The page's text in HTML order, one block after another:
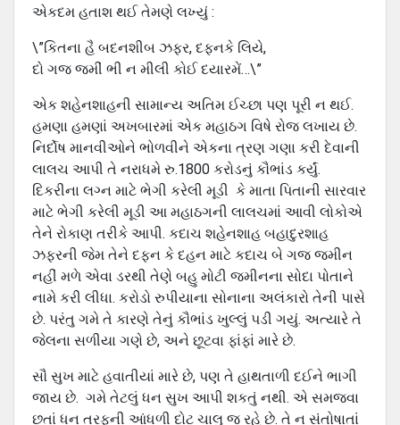
એકદમ હતાશ થઈ તેમણે લખ્યું :
\”કિતના હૈ બદનશીબ ઝફર, દફનકે લિયે,
દો ગજ જમીં ભી ન મીલી કોઈ દયારમેં…\”
એક શહેનશાહની સામાન્ય અતિમ ઈચ્છા પણ પૂરી ન થઈ.
હમણા હમણાં અખબારમાં એક મહાઠગ વિષે રોજ લખાય છે.
નિર્દોષ માનવીઓને ભોળવીને એકના ત્રણ ગણા કરી દેવાની
લાલચ આપી તે નરાધમે રુ.1800 કરોડનું કૌભાંડ કર્યું.
દિકરીના લગ્ન માટે ભેગી કરેલી મૂડી કે માતા પિતાની સારવાર
માટે ભેગી કરેલી મૂડી આ મહાઠગની લાલચમાં આવી લોકોએ
તેને રોકાણ તરીકે આપી. કદાચ શહેનશાહ બહાદુરશાહ
ઝફરની જેમ તેને દફન કે દહન માટે કદાચ બે ગજ જમીન
નહીં મળે એવા ડરથી તેણે બહુ મોટી જમીનના સોદા પોતાને
નામે કરી લીધા. કરોડો રુપીયાના સોનાના અલંકારો તેની પાસે
છે. પરંતુ ગમે તે કારણે તેનું કૌભાંડ ખુલ્લું પડી ગયું. અત્યારે તે
જેલના સળીયા ગણે છે, અને છૂટવા ફાંફાં મારે છે.
સૌ સુખ માટે હવાતીયાં મારે છે, પણ તે હાથતાળી દઈને ભાગી
જાય છે. ગમે તેટલું ધન સુખ આપી શકતું નથી. એ સમજવા
છતાં ધન તરફની આંધળી દોટ ચાલુ જ રહે છે. તે ન સંતોષાતાં